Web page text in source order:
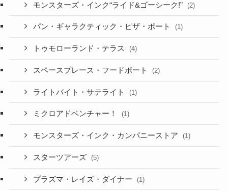
モンスターズ・インク“ライド&ゴーシーク!” (2)
パン・ギャラクティック・ピザ・ポート (1)
トゥモローランド・テラス (4)
スペースプレース・フードポート (2)
ライトバイト・サテライト (1)
ミクロアドベンチャー！ (1)
モンスターズ・インク・カンパニーストア (1)
スターツアーズ (5)
プラズマ・レイズ・ダイナー (1)